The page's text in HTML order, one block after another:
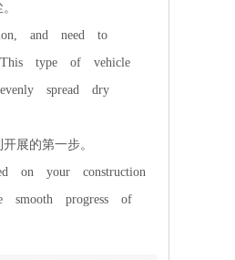
and need to
type of vehicle
spread dry
展的第一步。
on your construction
progress of